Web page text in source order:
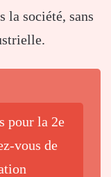
la société, sans
pour la 2e
vous de